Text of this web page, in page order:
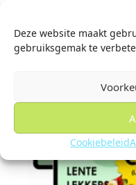
Deze website maakt
gebruiksgemak te
Cookiebeleid